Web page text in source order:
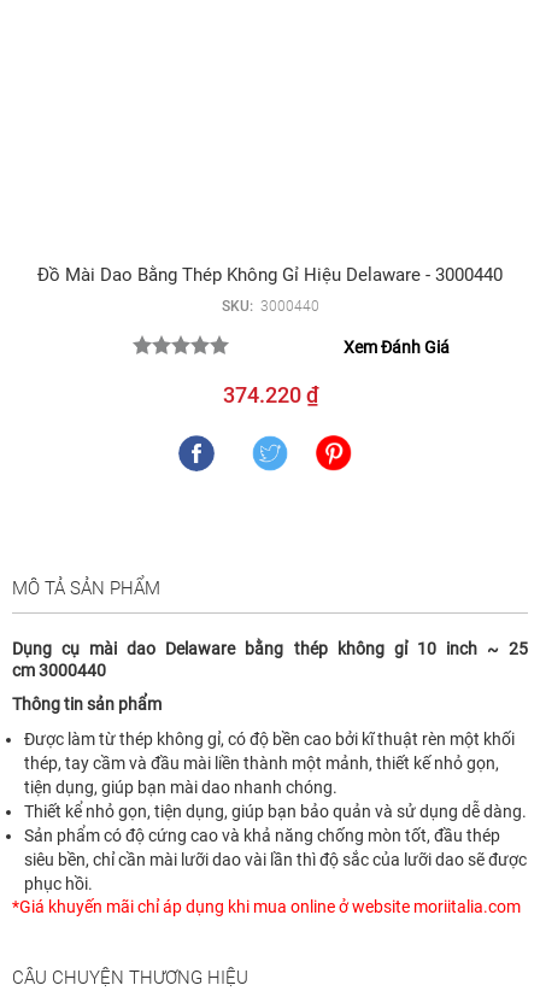
Đồ Mài Dao Bằng Thép Không Gỉ Hiệu Delaware - 3000440
SKU: 3000440
Xem Đánh Giá
374.220 ₫
MÔ TẢ SẢN PHẨM
Dụng cụ mài dao Delaware bằng thép không gỉ 10 inch ~ 25
cm 3000440
Thông tin sản phẩm
Được làm từ thép không gỉ, có độ bền cao bởi kĩ thuật rèn một khối
thép, tay cầm và đầu mài liền thành một mảnh, thiết kế nhỏ gọn,
tiện dụng, giúp bạn mài dao nhanh chóng.
Thiết kể nhỏ gọn, tiện dụng, giúp bạn bảo quản và sử dụng dễ dàng.
Sản phẩm có độ cứng cao và khả năng chống mòn tốt, đầu thép
siêu bền, chỉ cần mài lưỡi dao vài lần thì độ sắc của lưỡi dao sẽ được
phục hồi.
*Giá khuyến mãi chỉ áp dụng khi mua online ở website moriitalia.com
CÂU CHUYỆN THƯƠNG HIỆU